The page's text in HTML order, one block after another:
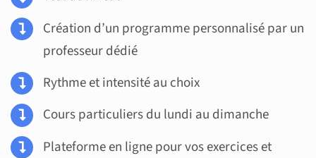
Création d’un programme personnalisé par un
professeur dédié
Rythme et intensité au choix
Cours particuliers du lundi au dimanche
Plateforme en ligne pour vos exercices et